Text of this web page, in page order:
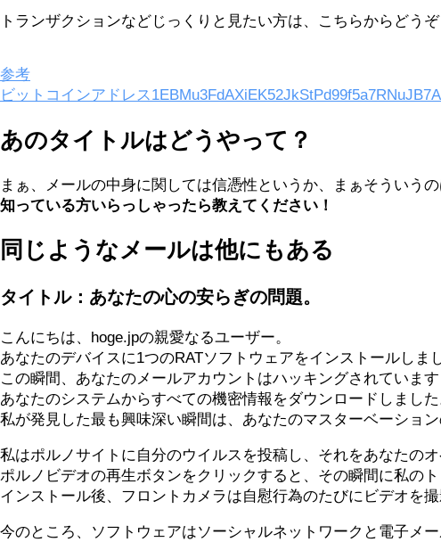
トランザクションなどじっくりと見たい方は、こちらからどうぞ
参考
ビットコインアドレス1EBMu3FdAXiEK52JkStPd99f5a7RNuJB7A
あのタイトルはどうやって？
まぁ、メールの中身に関しては信憑性というか、まぁそういう
知っている方いらっしゃったら教えてください！
同じようなメールは他にもある
タイトル：あなたの心の安らぎの問題。
こんにちは、hoge.jpの親愛なるユーザー。
あなたのデバイスに1つのRATソフトウェアをインストールしまし
この瞬間、あなたのメールアカウントはハッキングされていま
あなたのシステムからすべての機密情報をダウンロードしまし
私が発見した最も興味深い瞬間は、あなたのマスターベーション
私はポルノサイトに自分のウイルスを投稿し、それをあなたの
ポルノビデオの再生ボタンをクリックすると、その瞬間に私の
インストール後、フロントカメラは自慰行為のたびにビデオを
今のところ、ソフトウェアはソーシャルネットワークと電子メ